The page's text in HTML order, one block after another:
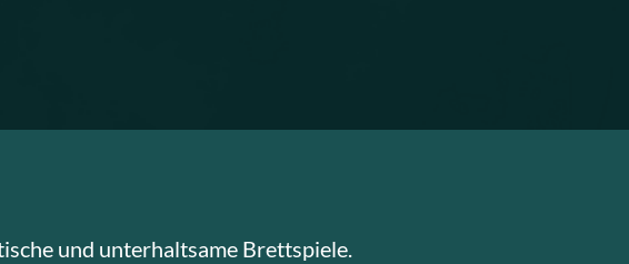
und unterhaltsame Brettspiele.